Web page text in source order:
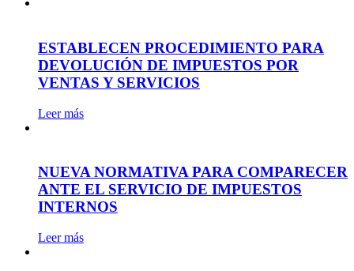
ESTABLECEN PROCEDIMIENTO PARA
DEVOLUCIÓN DE IMPUESTOS POR
VENTAS Y SERVICIOS
Leer más
NUEVA NORMATIVA PARA COMPARECER
ANTE EL SERVICIO DE IMPUESTOS
INTERNOS
Leer más